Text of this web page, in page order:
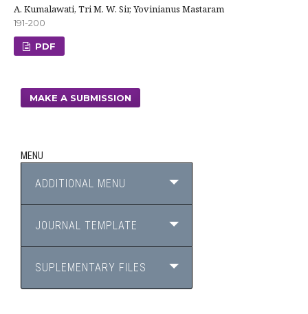
A. Kumalawati, Tri M. W. Sir, Yovinianus Mastaram
191-200
PDF
MAKE A SUBMISSION
MENU
ADDITIONAL MENU
JOURNAL TEMPLATE
SUPLEMENTARY FILES